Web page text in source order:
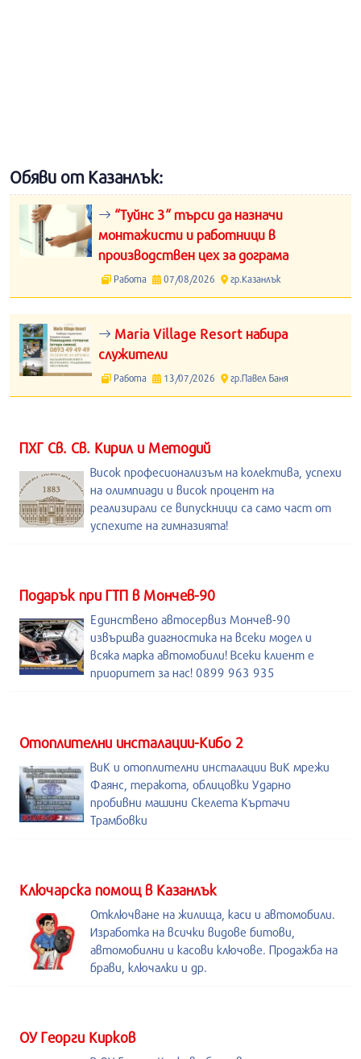
Обяви от Казанлък:
“Туйнс 3“ търси да назначи
монтажисти и работници в
производствен цех за дограма
Работа 07/08/2026 гр.Казанлък
Maria Village Resort набира
служители
Работа 13/07/2026 гр.Павел Баня
ПХГ Св. Св. Кирил и Методий
Висок професионализъм на колектива, успехи
на олимпиади и висок процент на
реализирали се випускници са само част от
успехите на гимназията!
Подарък при ГТП в Мончев-90
Единствено автосервиз Мончев-90
извършва диагностика на всеки модел и
всяка марка автомобили! Всеки клиент е
приоритет за нас! 0899 963 935
Отоплителни инсталации-Кибо 2
ВиК и отоплителни инсталации ВиК мрежи
Фаянс, теракота, облицовки Ударно
пробивни машини Скелета Къртачи
Трамбовки
Kлючарска помощ в Казанлък
Отключване на жилища, каси и автомобили.
Изработка на всички видове битови,
автомобилни и касови ключове. Продажба на
брави, ключалки и др.
ОУ Георги Кирков